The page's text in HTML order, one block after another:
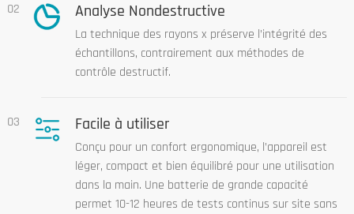
02 Analyse Nondestructive
La technique des rayons x préserve l’intégrité des
échantillons, contrairement aux méthodes de
contrôle destructif.
03 Facile à utiliser
Conçu pour un confort ergonomique, l’appareil est
léger, compact et bien équilibré pour une utilisation
dans la main. Une batterie de grande capacité
permet 10-12 heures de tests continus sur site sans